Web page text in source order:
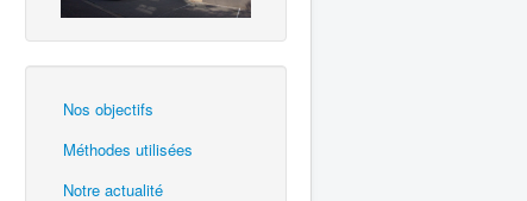
Nos objectifs
Méthodes utilisées
Notre actualité